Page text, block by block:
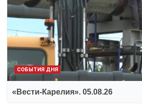
СОБЫТИЯ ДНЯ
«Вести-Карелия». 05.08.26